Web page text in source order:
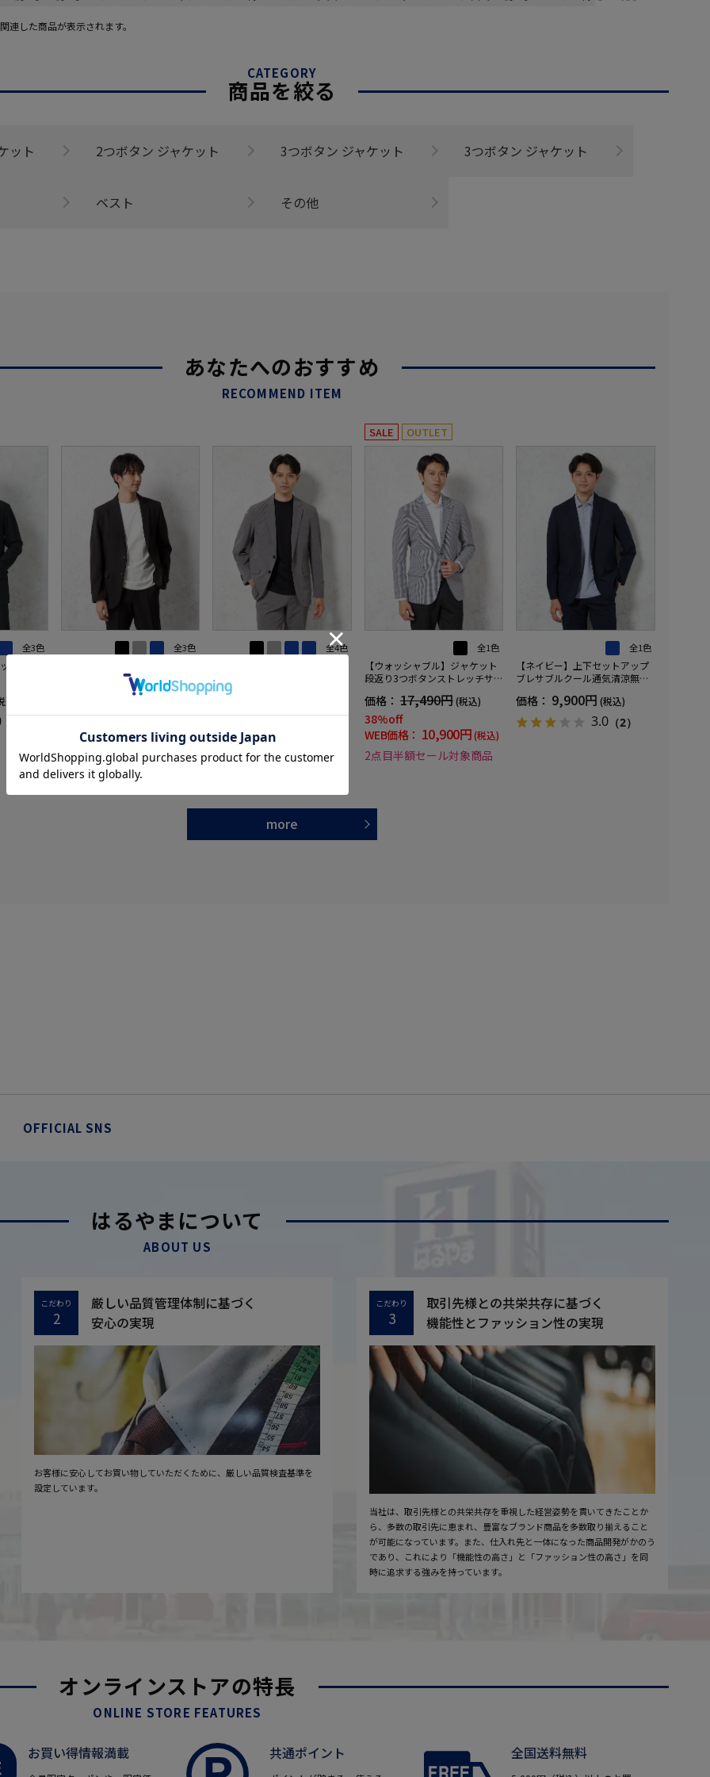
した商品が表示されます。
CATEGORY
商品を絞る
ット 2つボタン ジャケット 3つボタン ジャケット 3つボタン ジャケット
ベスト その他
あなたへのおすすめ
RECOMMEND ITEM
全3色
プジャケ
込)
全3色
ット2つボタン防シワ（イージー
ケア）ストレッチ通年吸汗速乾
6,050円
3.5
全4色
ン【セットアップ商品有】接触
冷感吸汗速乾UVカット無地春夏
3.8
SALE OUTLET
全1色
【ウォッシャブル】ジャケット
段返り3つボタンストレッチサッ
春夏
価格： 17,490円(税込)
38%off
WEB価格： 10,900円(税込)
2点目半額セール対象商品
全1色
【ネイビー】上下セットアップ
ブレサブルクール通気清涼無地
価格： 9,900円 (税込)
3.0 （2）
more
OFFICIAL SNS
はるやまについて
ABOUT US
こだわり
2
厳しい品質管理体制に基づく
安心の実現
お客様に安心してお買い物していただくために、厳しい品質検査基準を
設定しています。
こだわり
3
取引先様との共栄共存に基づく
機能性とファッション性の実現
当社は、取引先様との共栄共存を重視した経営姿勢を貫いてきたことか
ら、多数の取引先に恵まれ、豊富なブランド商品を多数取り揃えること
が可能になっています。また、仕入れ先と一体になった商品開発がかのう
であり、これにより「機能性の高さ」と「ファッション性の高さ」を同
時に追求する強みを持っています。
オンラインストアの特長
ONLINE STORE FEATURES
お買い得情報満載 共通ポイント 全国送料無料